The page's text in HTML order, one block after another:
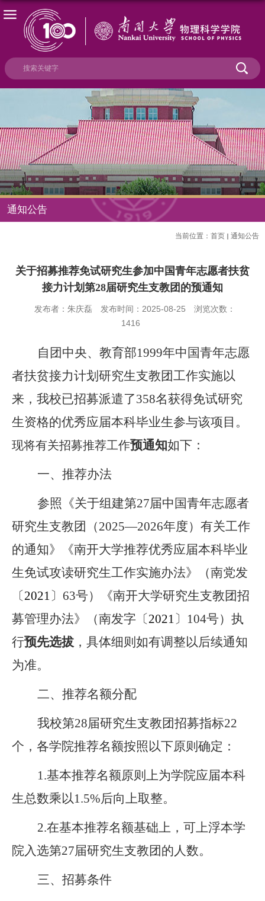
通知公告
当前位置： 首页 通知公告
关于招募推荐免试研究生参加中国青年志愿者扶贫
接力计划第28届研究生支教团的预通知
发布者：朱庆磊 发布时间：2025-08-25
浏览次数：
1416
自团中央、教育部1999年中国青年志愿
者扶贫接力计划研究生支教团工作实施以
来，我校已招募派遣了358名获得免试研究
生资格的优秀应届本科毕业生参与该项目。
现将有关招募推荐工作预通知如下：
一、推荐办法
参照《关于组建第27届中国青年志愿者
研究生支教团（2025—2026年度）有关工作
的通知》《南开大学推荐优秀应届本科毕业
生免试攻读研究生工作实施办法》（南党发
〔2021〕 63号）《南开大学研究生支教团招
募管理办法》（南发字〔2021〕 104号）执
行预先选拔 ，具体细则如有调整以后续通知
为准。
二、推荐名额分配
我校第28届研究生支教团招募指标22
个 ， 各学院推荐名额按照以下原则确定：
1.基本推荐名额原则上为学院应届本科
生总数乘以1.5%后向上取整。
2.在基本推荐名额基础上，可上浮本学
院入选第27届研究生支教团的人数。
三、招募条件